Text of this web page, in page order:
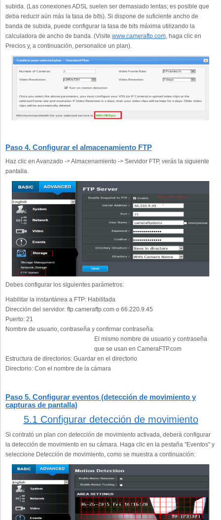
subida. (Las conexiones ADSL suelen ser demasiado lentas; es posible que
deba reducir aún más la tasa de bits). Si dispone de suficiente ancho de
banda de subida, puede configurar la tasa de bits máxima utilizando la
calculadora de ancho de banda. (Visite www.cameraftp.com, haga clic en
Precios y, a continuación, personalice un plan).
Paso 4. Configurar el almacenamiento FTP
Haz clic en Avanzado -> Almacenamiento -> Servidor FTP, verás la siguiente
pantalla.
Debes configurar los siguientes parámetros:
Habilitar la instantánea a FTP: Habilitada
Dirección del servidor: ftp.cameraftp.com o 66.220.9.45
Puerto: 21
Nombre de usuario, contraseña y confirmar contraseña:
El mismo nombre de usuario y contraseña
que se usan en CameraFTP.com
Estructura de directorios: Guardar en el directorio
Directorio: Con el nombre de la cámara
Paso 5. Configurar eventos (detección de movimiento y
capturas de pantalla)
5.1 Configurar detección de movimiento
Si contrató un plan con detección de movimiento activada, deberá configurar
la detección de movimiento en su cámara. Haga clic en la pestaña "Eventos" y
seleccione Detección de movimiento, como se muestra a continuación: